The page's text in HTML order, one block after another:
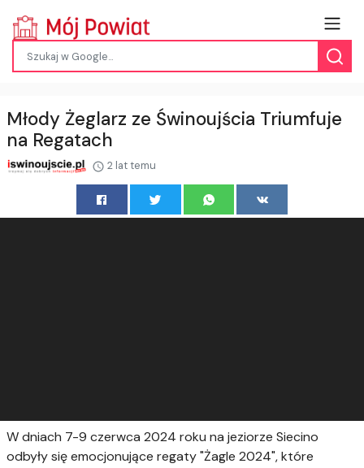
Młody Żeglarz ze Świnoujścia Triumfuje
na Regatach
2 lat temu
W dniach 7-9 czerwca 2024 roku na jeziorze Siecino
odbyły się emocjonujące regaty "Żagle 2024", które